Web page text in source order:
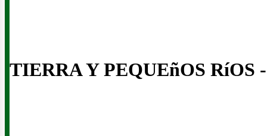
TIERRA Y PEQUEñOS RíOS -